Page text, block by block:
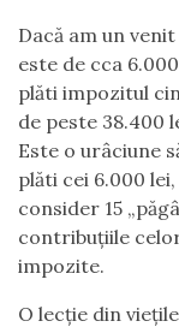
Dacă am un
este de cca
plăti impozitul
de peste 38.400
Este o urâciune
plăti cei 6.000
consider 15
contribuțiile
impozite.
O lecție din